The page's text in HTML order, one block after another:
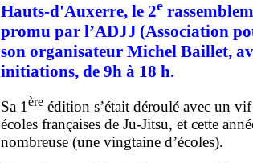
Hauts-d'Auxerre, le 2e
promu par l’ADJJ (Association
son organisateur Michel Baillet,
initiations, de 9h à 18 h.
Sa 1ère édition s’était déroulé avec un
écoles françaises de Ju-Jitsu, et cette
nombreuse (une vingtaine d’écoles).